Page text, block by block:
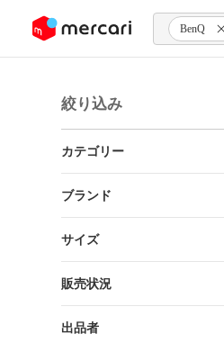
ツにスキップ BenQ
絞り込み
カテゴリー
ブランド
サイズ
販売状況
出品者